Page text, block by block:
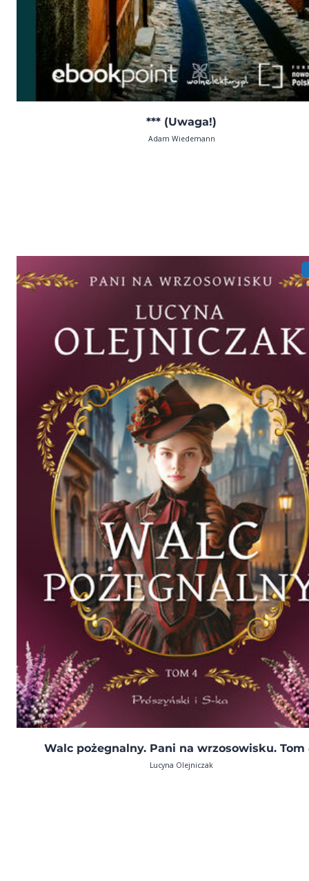
*** (Uwaga!)
Adam Wiedemann
Walc pożegnalny. Pani na wrzosowisku. Tom
Lucyna Olejniczak